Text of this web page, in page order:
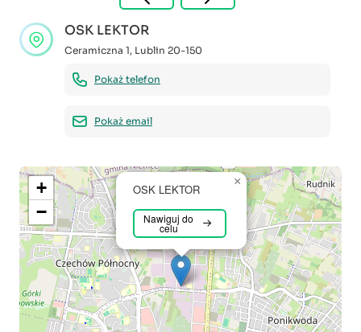
OSK LEKTOR
Ceramiczna 1, Lublin 20-150
Pokaż telefon
Pokaż email
OSK LEKTOR
Nawiguj do
celu
×
+
−